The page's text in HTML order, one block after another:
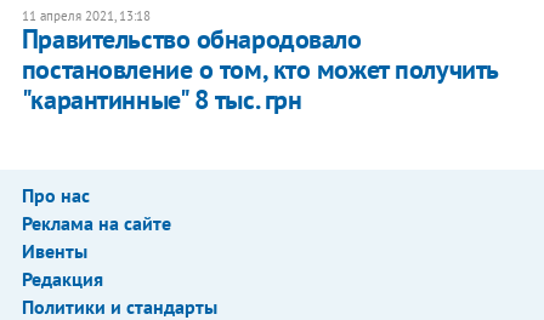
11 апреля 2021, 13:18
Правительство обнародовало
постановление о том, кто может получить
"карантинные" 8 тыс. грн
Про нас
Реклама на сайте
Ивенты
Редакция
Политики и стандарты